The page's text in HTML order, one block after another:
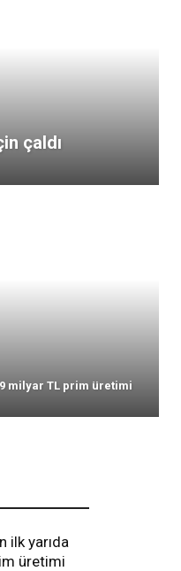
ilk yarıda
üretimi
çaldı
milyar TL prim üretimi